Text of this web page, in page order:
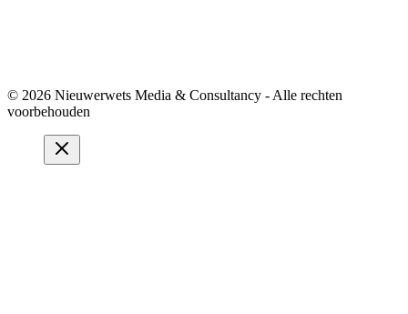
© 2026 Nieuwerwets Media & Consultancy - Alle rechten
voorbehouden